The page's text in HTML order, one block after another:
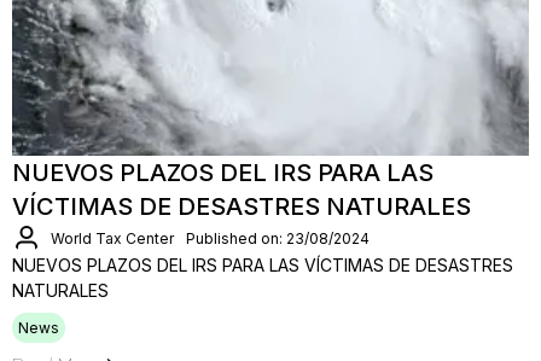
NUEVOS PLAZOS DEL IRS PARA LAS
VÍCTIMAS DE DESASTRES NATURALES
World Tax Center Published on: 23/08/2024
NUEVOS PLAZOS DEL IRS PARA LAS VÍCTIMAS DE DESASTRES
NATURALES
News